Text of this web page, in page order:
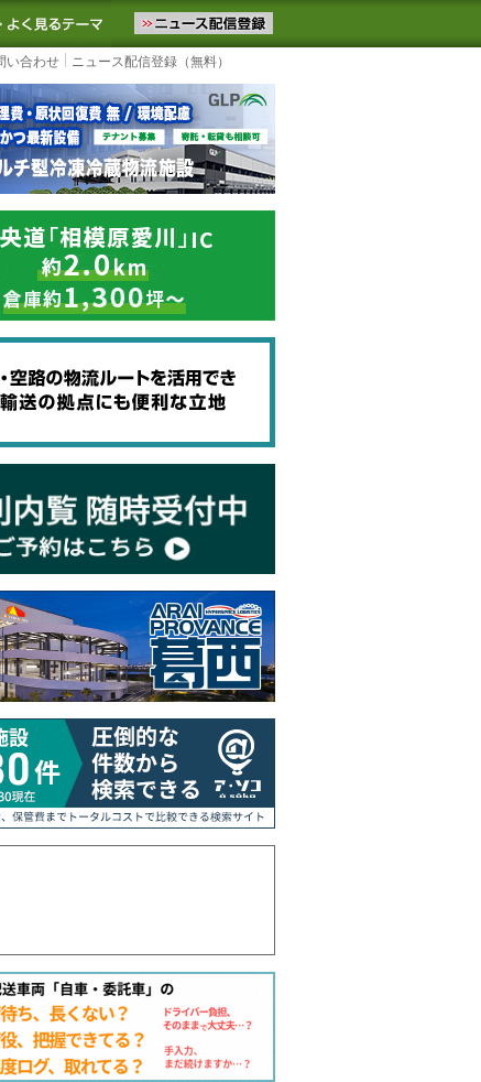
スをお届けします。物流ニュースメール配信を登録す
お気に入りに追加 よく見るテーマ
い合わせ ニュース配信登録（無料）